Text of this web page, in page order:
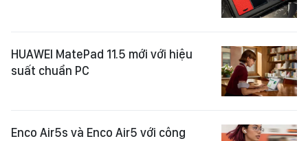
HUAWEI MatePad 11.5 mới với hiệu
suất chuẩn PC
Enco Air5s và Enco Air5 với công